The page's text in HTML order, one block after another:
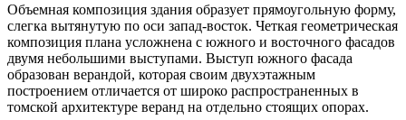
Объемная композиция здания образует прямоугольную форму,
слегка вытянутую по оси запад-восток. Четкая геометрическая
композиция плана усложнена с южного и восточного фасадов
двумя небольшими выступами. Выступ южного фасада
образован верандой, которая своим двухэтажным
построением отличается от широко распространенных в
томской архитектуре веранд на отдельно стоящих опорах.